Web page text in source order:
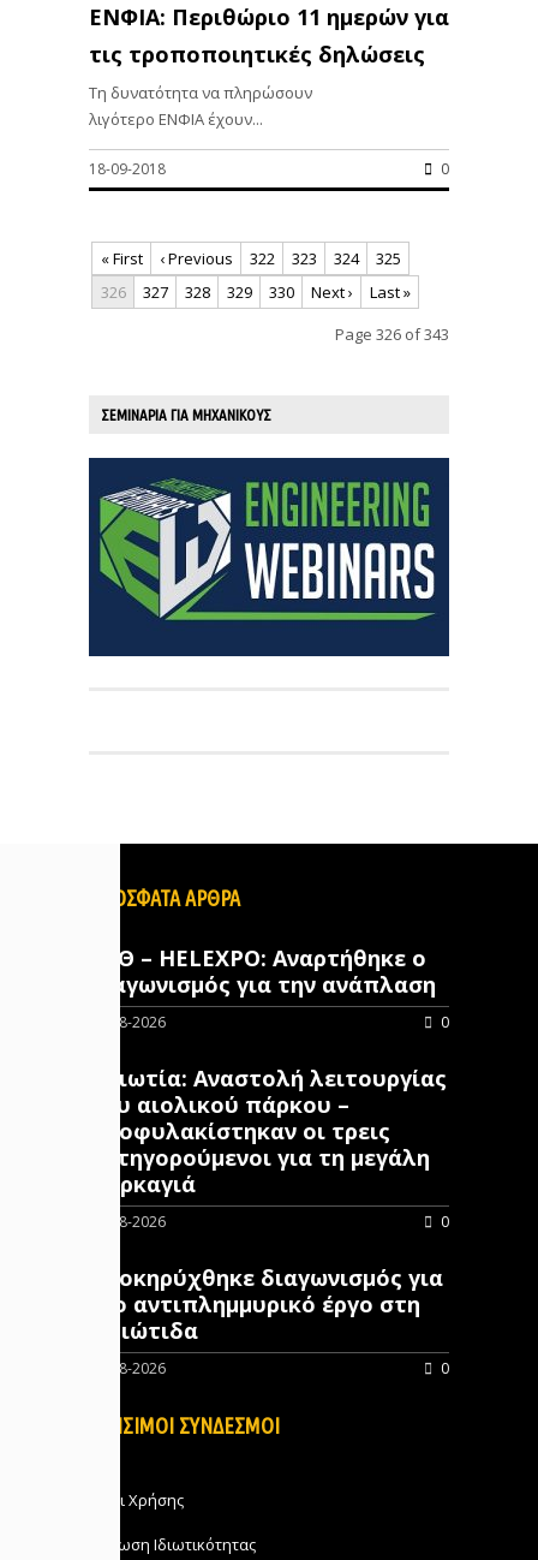
ΕΝΦΙΑ: Περιθώριο 11 ημερών για
τις τροποποιητικές δηλώσεις
Τη δυνατότητα να πληρώσουν
λιγότερο ΕΝΦΙΑ έχουν...
18-09-2018 0
« First ‹ Previous 322 323 324
325
326
327 328 329 330 Next ›
Last »
Page 326 of 343
ΣΕΜΙΝΑΡΙΑ ΓΙΑ ΜΗΧΑΝΙΚΟΥΣ
ΠΡΟΣΦΑΤΑ ΑΡΘΡΑ
ΔΕΘ – HELEXPO: Αναρτήθηκε ο
διαγωνισμός για την ανάπλαση
07-08-2026 0
Βοιωτία: Αναστολή λειτουργίας
του αιολικού πάρκου –
Προφυλακίστηκαν οι τρεις
κατηγορούμενοι για τη μεγάλη
πυρκαγιά
07-08-2026 0
Προκηρύχθηκε διαγωνισμός για
νέo αντιπλημμυρικό έργο στη
Φθιώτιδα
07-08-2026 0
ΧΡΗΣΙΜΟΙ ΣΥΝΔΕΣΜΟΙ
Όροι Χρήσης
Δήλωση Ιδιωτικότητας